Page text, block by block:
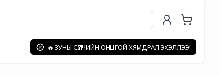
🔥 ЗУНЫ СҮҮЛЧИЙН ОНЦГОЙ ХЯМДРАЛ ЭХЭЛЛЭЭ!